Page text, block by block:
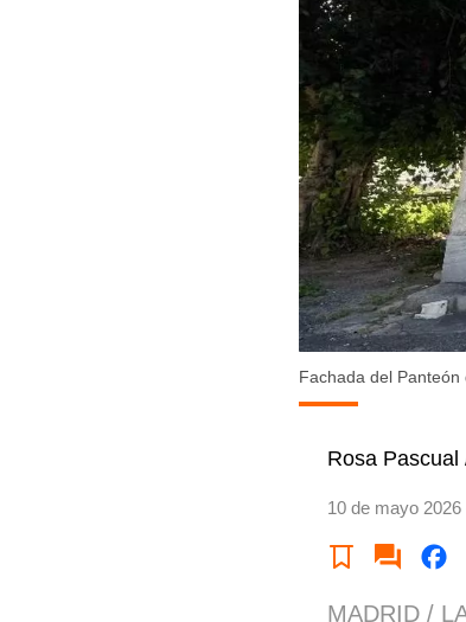
Fachada del
Rosa
10 de mayo 2026
MADRID /